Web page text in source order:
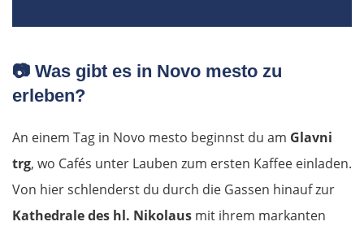
📷 Was gibt es in Novo mesto zu
erleben?
An einem Tag in Novo mesto beginnst du am Glavni
trg, wo Cafés unter Lauben zum ersten Kaffee einladen.
Von hier schlenderst du durch die Gassen hinauf zur
Kathedrale des hl. Nikolaus mit ihrem markanten